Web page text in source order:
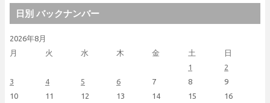
日別 バックナンバー
2026年8月
月
火 水 木 金 土 日
1
2
3
4 5 6 7 8
9
10
11 12 13 14 15
16